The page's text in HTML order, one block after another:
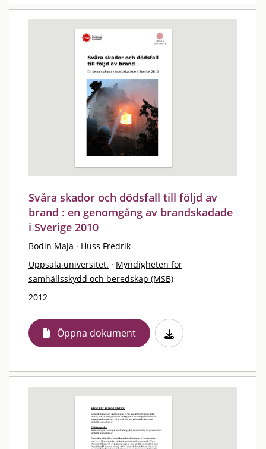
Svåra skador och dödsfall till följd av
brand : en genomgång av brandskadade
i Sverige 2010
Bodin Maja · Huss Fredrik
Uppsala universitet. · Myndigheten för
samhällsskydd och beredskap (MSB)
2012
Öppna dokument